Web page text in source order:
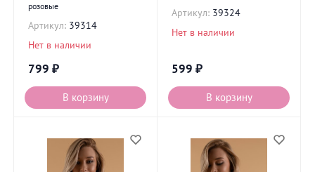
розовые
Артикул: 39314
Нет в наличии
799 ₽
В корзину
Артикул: 39324
Нет в наличии
599 ₽
В корзину